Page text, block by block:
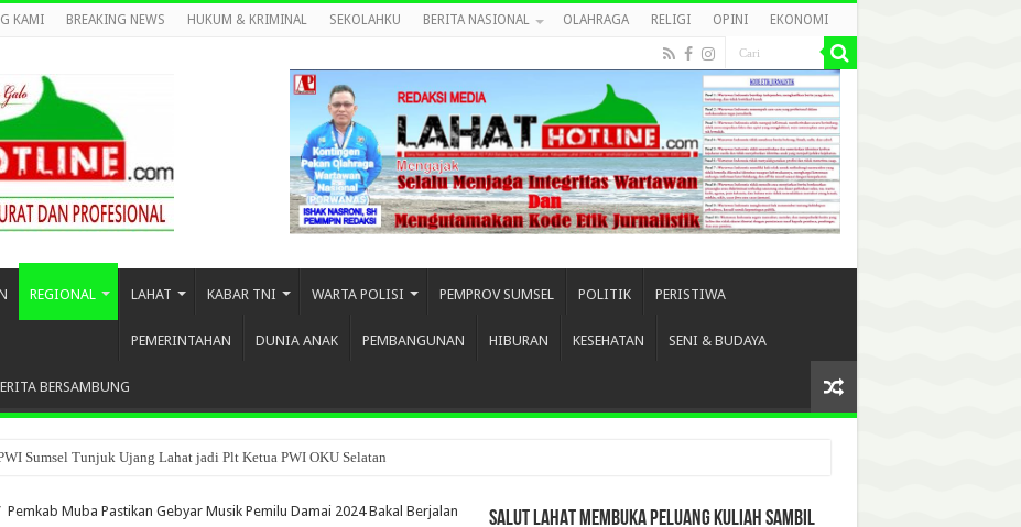
KAMI BREAKING NEWS HUKUM & KRIMINAL SEKOLAHKU BERITA NASIONAL OLAHRAGA RELIGI OPINI EKONOMI
REGIONAL LAHAT KABAR TNI WARTA POLISI PEMPROV SUMSEL POLITIK PERISTIWA
PEMERINTAHAN DUNIA ANAK PEMBANGUNAN HIBURAN KESEHATAN SENI & BUDAYA
BERSAMBUNG
Sumsel Tunjuk Ujang Lahat jadi Plt Ketua PWI OKU Selatan
Pemkab Muba Pastikan Gebyar Musik Pemilu Damai 2024 Bakal Berjalan
SALUT LAHAT MEMBUKA PELUANG KULIAH SAMBIL